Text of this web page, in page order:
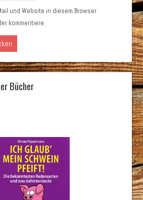
und Website in diesem Browser
kommentiere.
Bücher